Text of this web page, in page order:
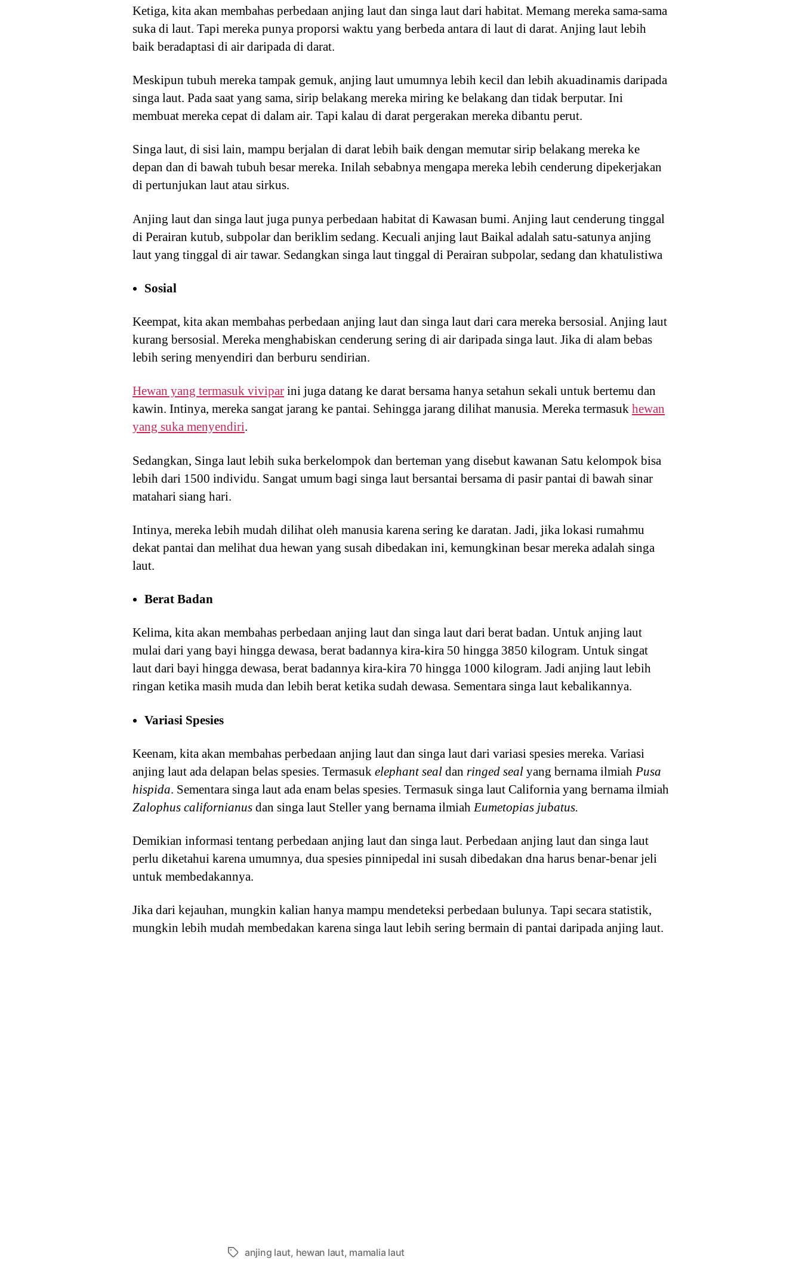
Ketiga, kita akan membahas perbedaan anjing laut dan singa laut dari habitat. Memang mereka sama-sama
suka di laut. Tapi mereka punya proporsi waktu yang berbeda antara di laut di darat. Anjing laut lebih
baik beradaptasi di air daripada di darat.
Meskipun tubuh mereka tampak gemuk, anjing laut umumnya lebih kecil dan lebih akuadinamis daripada
singa laut. Pada saat yang sama, sirip belakang mereka miring ke belakang dan tidak berputar. Ini
membuat mereka cepat di dalam air. Tapi kalau di darat pergerakan mereka dibantu perut.
Singa laut, di sisi lain, mampu berjalan di darat lebih baik dengan memutar sirip belakang mereka ke
depan dan di bawah tubuh besar mereka. Inilah sebabnya mengapa mereka lebih cenderung dipekerjakan
di pertunjukan laut atau sirkus.
Anjing laut dan singa laut juga punya perbedaan habitat di Kawasan bumi. Anjing laut cenderung tinggal
di Perairan kutub, subpolar dan beriklim sedang. Kecuali anjing laut Baikal adalah satu-satunya anjing
laut yang tinggal di air tawar. Sedangkan singa laut tinggal di Perairan subpolar, sedang dan khatulistiwa
Sosial
Keempat, kita akan membahas perbedaan anjing laut dan singa laut dari cara mereka bersosial. Anjing laut
kurang bersosial. Mereka menghabiskan cenderung sering di air daripada singa laut. Jika di alam bebas
lebih sering menyendiri dan berburu sendirian.
Hewan yang termasuk vivipar ini juga datang ke darat bersama hanya setahun sekali untuk bertemu dan
kawin. Intinya, mereka sangat jarang ke pantai. Sehingga jarang dilihat manusia. Mereka termasuk hewan
yang suka menyendiri.
Sedangkan, Singa laut lebih suka berkelompok dan berteman yang disebut kawanan Satu kelompok bisa
lebih dari 1500 individu. Sangat umum bagi singa laut bersantai bersama di pasir pantai di bawah sinar
matahari siang hari.
Intinya, mereka lebih mudah dilihat oleh manusia karena sering ke daratan. Jadi, jika lokasi rumahmu
dekat pantai dan melihat dua hewan yang susah dibedakan ini, kemungkinan besar mereka adalah singa
laut.
Berat Badan
Kelima, kita akan membahas perbedaan anjing laut dan singa laut dari berat badan. Untuk anjing laut
mulai dari yang bayi hingga dewasa, berat badannya kira-kira 50 hingga 3850 kilogram. Untuk singat
laut dari bayi hingga dewasa, berat badannya kira-kira 70 hingga 1000 kilogram. Jadi anjing laut lebih
ringan ketika masih muda dan lebih berat ketika sudah dewasa. Sementara singa laut kebalikannya.
Variasi Spesies
Keenam, kita akan membahas perbedaan anjing laut dan singa laut dari variasi spesies mereka. Variasi
anjing laut ada delapan belas spesies. Termasuk elephant seal dan ringed seal yang bernama ilmiah Pusa
hispida. Sementara singa laut ada enam belas spesies. Termasuk singa laut California yang bernama ilmiah
Zalophus californianus dan singa laut Steller yang bernama ilmiah Eumetopias jubatus.
Demikian informasi tentang perbedaan anjing laut dan singa laut. Perbedaan anjing laut dan singa laut
perlu diketahui karena umumnya, dua spesies pinnipedal ini susah dibedakan dna harus benar-benar jeli
untuk membedakannya.
Jika dari kejauhan, mungkin kalian hanya mampu mendeteksi perbedaan bulunya. Tapi secara statistik,
mungkin lebih mudah membedakan karena singa laut lebih sering bermain di pantai daripada anjing laut.
Tagsanjing laut, hewan laut, mamalia laut